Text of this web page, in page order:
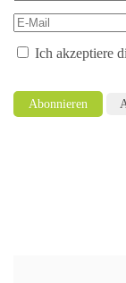
Ich akzeptiere
Abonnieren